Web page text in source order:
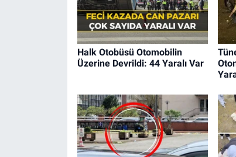
Halk Otobüsü Otomobilin
Üzerine Devrildi: 44 Yaralı Var